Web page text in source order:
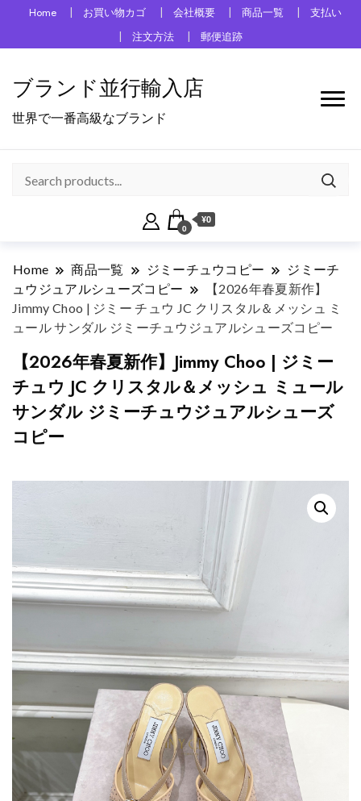
Home お買い物カゴ 会社概要 商品一覧
支払い
注文方法
郵便追跡
ブランド並行輸入店
世界で一番高級なブランド
0
¥0
Home 商品一覧 ジミーチュウコピー
ジミーチ
ュウジュアルシューズコピー
【2026年春夏新作】
Jimmy Choo | ジミー チュウ JC クリスタル＆メッシュ ミ
ュール サンダル ジミーチュウジュアルシューズコピー
【2026年春夏新作】Jimmy Choo | ジミー
チュウ JC クリスタル＆メッシュ ミュール
サンダル ジミーチュウジュアルシューズ
コピー